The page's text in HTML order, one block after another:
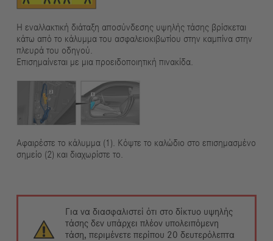
Η εναλλακτική διάταξη αποσύνδεσης υψηλής τάσης βρίσκεται
κάτω από το κάλυμμα του ασφαλειοκιβωτίου στην καμπίνα στην
πλευρά του οδηγού.
Επισημαίνεται με μια προειδοποιητική πινακίδα.
Αφαιρέστε το κάλυμμα (1). Κόψτε το καλώδιο στο επισημασμένο
σημείο (2) και διαχωρίστε το.
Για να διασφαλιστεί ότι στο δίκτυο υψηλής
τάσης δεν υπάρχει πλέον υπολειπόμενη
τάση, περιμένετε περίπου 20 δευτερόλεπτα